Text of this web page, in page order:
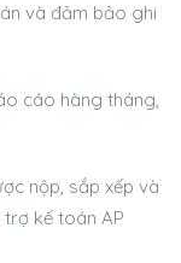
và đảm bảo ghi
cáo hàng tháng,
nộp, sắp xếp và
kế toán AP